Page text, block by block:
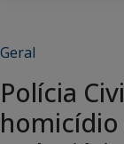
Geral
Polícia